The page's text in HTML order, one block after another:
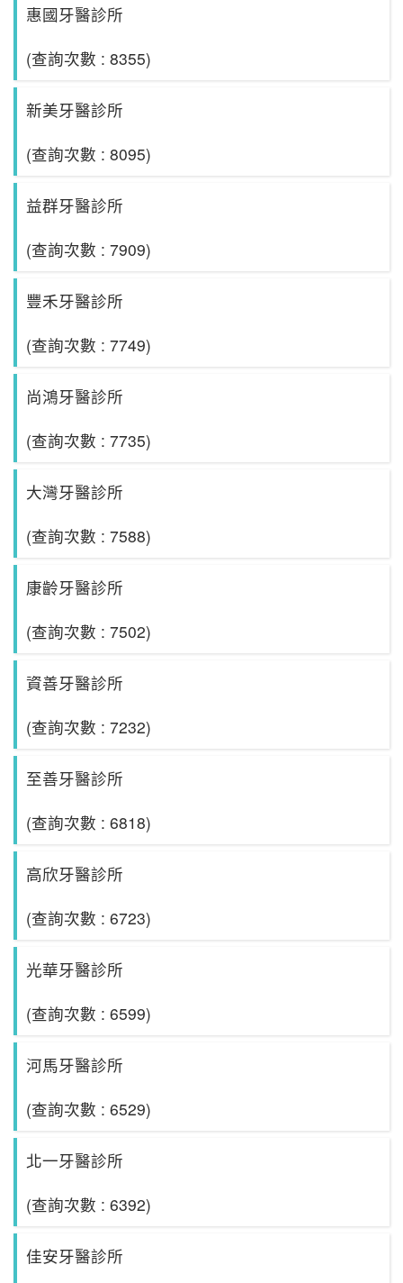
惠國牙醫診所
(查詢次數 : 8355)
新美牙醫診所
(查詢次數 : 8095)
益群牙醫診所
(查詢次數 : 7909)
豐禾牙醫診所
(查詢次數 : 7749)
尚鴻牙醫診所
(查詢次數 : 7735)
大灣牙醫診所
(查詢次數 : 7588)
康齡牙醫診所
(查詢次數 : 7502)
資善牙醫診所
(查詢次數 : 7232)
至善牙醫診所
(查詢次數 : 6818)
高欣牙醫診所
(查詢次數 : 6723)
光華牙醫診所
(查詢次數 : 6599)
河馬牙醫診所
(查詢次數 : 6529)
北一牙醫診所
(查詢次數 : 6392)
佳安牙醫診所